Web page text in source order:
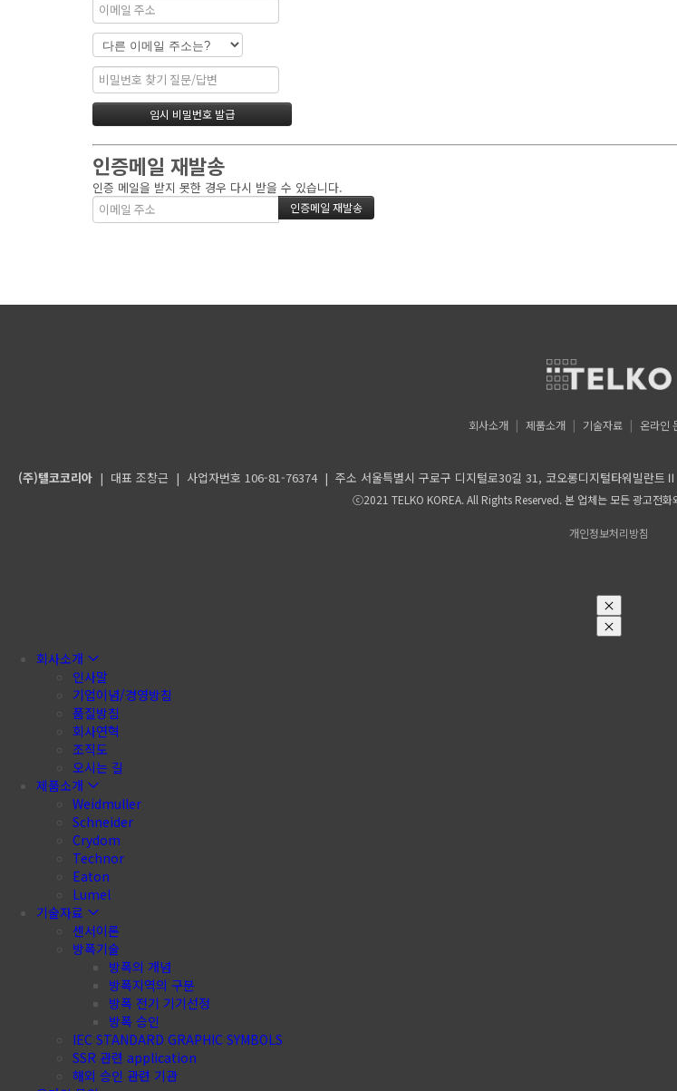
인증메일 재발송
인증 메일을 받지 못한 경우 다시 받을 수 있습니다.
회사소개 제품소개 기술자료 온라인
(주)텔코코리아 | 대표 조창근 | 사업자번호 106-81-76374 | 주소 서울특별시 구로구 디지털로30길 31, 코오롱디지털타워빌
ⓒ2021 TELKO KOREA. All Rights Reserved. 본 업체는 모든 광고전화
개인정보처리방침
회사소개
인사말
기업이념/경영방침
품질방침
회사연혁
조직도
오시는 길
제품소개
Weidmuller
Schneider
Crydom
Technor
Eaton
Lumel
기술자료
센서이론
방폭기술
방폭의 개념
방폭지역의 구분
방폭 전기 기기선정
방폭 승인
IEC STANDARD GRAPHIC SYMBOLS
SSR 관련 application
해외 승인 관련 기관